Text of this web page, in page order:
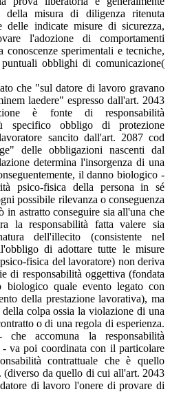
della misura di diligenza ritenuta
delle indicate misure di sicurezza,
l'adozione di comportamenti
sperimentali e tecniche,
obblighi di comunicazione(
che "sul datore di lavoro gravano
laedere" espresso dall'art. 2043
è fonte di responsabilità
specifico obbligo di protezione
sancito dall'art. 2087 cod
delle obbligazioni nascenti dal
determina l'insorgenza di una
il danno biologico -
psico-fisica della persona in sé
possibile rilevanza o conseguenza
in astratto conseguire sia all'una che
la responsabilità fatta valere sia
dell'illecito (consistente nel
di adottare tutte le misure
fisica del lavoratore) non deriva
di responsabilità oggettiva (fondata
quale evento legato con
della prestazione lavorativa), ma
colpa ossia la violazione di una
o di una regola di esperienza.
accomuna la responsabilità
va poi coordinata con il particolare
contrattuale che è quello
da quello di cui all'art. 2043
di lavoro l'onere di provare di